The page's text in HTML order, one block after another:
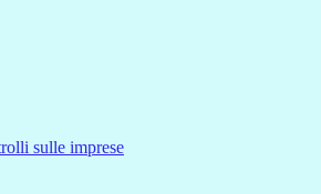
sulle imprese